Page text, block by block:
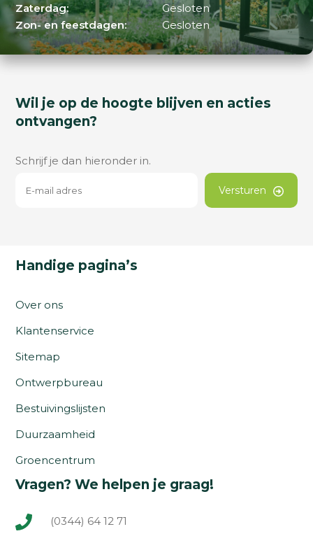
Zaterdag:
Gesloten
Zon- en feestdagen:
Gesloten
Wil je op de hoogte blijven en acties
ontvangen?
Schrijf je dan hieronder in.
Versturen
Handige pagina’s
Over ons
Klantenservice
Sitemap
Ontwerpbureau
Bestuivingslijsten
Duurzaamheid
Groencentrum
Vragen? We helpen je graag!
(0344) 64 12 71